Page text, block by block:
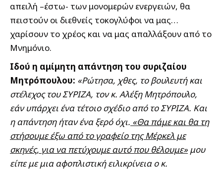
απειλή –έστω- των μονομερών ενεργειών, θα
πειστούν οι διεθνείς τοκογλύφοι να μας…
χαρίσουν το χρέος και να μας απαλλάξουν από το
Μνημόνιο.
Ιδού η αμίμητη απάντηση του συριζαίου
Μητρόπουλου: «Ρώτησα, χθες, το βουλευτή και
στέλεχος του ΣΥΡΙΖΑ, τον κ. Αλέξη Μητρόπουλο,
εάν υπάρχει ένα τέτοιο σχέδιο από το ΣΥΡΙΖΑ. Και
η απάντηση ήταν ένα ξερό όχι. «Θα πάμε και θα τη
στήσουμε έξω από το γραφείο της Μέρκελ με
σκηνές, για να πετύχουμε αυτό που θέλουμε» μου
είπε με μια αφοπλιστική ειλικρίνεια ο κ.